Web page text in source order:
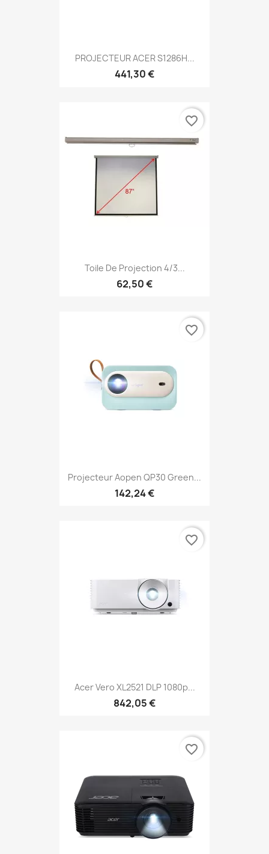
PROJECTEUR ACER S1286H...
441,30 €
Toile De Projection 4/3...
62,50 €
favorite_border
Projecteur Aopen QP30 Green...
142,24 €
favorite_border
Acer Vero XL2521 DLP 1080p...
842,05 €
favorite_border
favorite_border